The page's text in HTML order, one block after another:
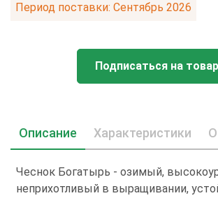
Период поставки: Сентябрь 2026
Подписаться на товар
Описание Характеристики
Чеснок Богатырь - озимый,
неприхотливый в выращивании,